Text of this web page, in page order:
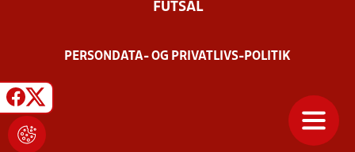
FUTSAL
PERSONDATA- OG PRIVATLIVS-POLITIK